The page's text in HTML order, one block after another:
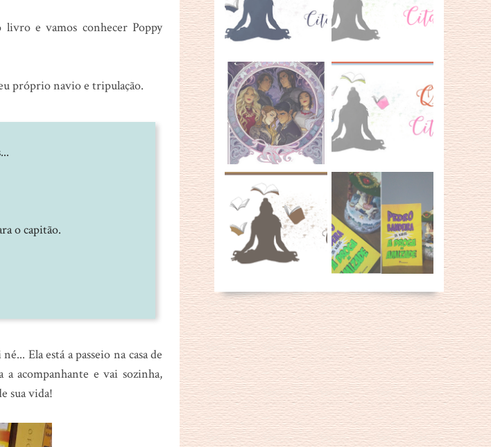
e vamos conhecer Poppy
próprio navio e tripulação.
o capitão.
Ela está a passeio na casa de
a acompanhante e vai sozinha,
sua vida!